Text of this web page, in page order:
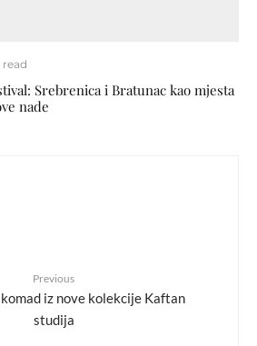
Srebrenica i Bratunac kao mjesta
nade
Previous
iz nove kolekcije Kaftan
studija